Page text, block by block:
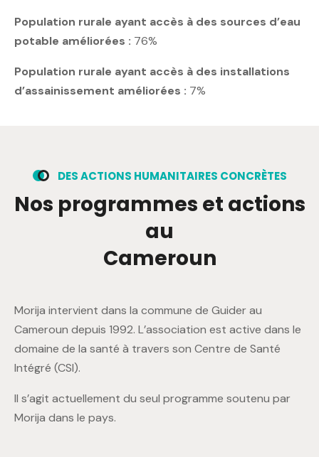
Population rurale ayant accès à des sources d’eau
potable améliorées : 76%
Population rurale ayant accès à des installations
d’assainissement améliorées : 7%
DESACTIONS HUMANITAIRES CONCRÈTES
Nos programmes et actions
au
Cameroun
Morija intervient dans la commune de Guider au
Cameroun depuis 1992. L’association est active dans le
domaine de la santé à travers son Centre de Santé
Intégré (CSI).
Il s’agit actuellement du seul programme soutenu par
Morija dans le pays.